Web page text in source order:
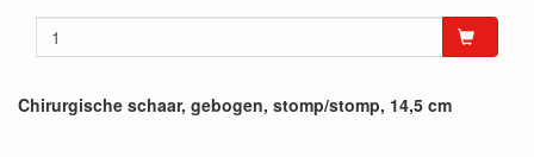
Chirurgische schaar, gebogen, stomp/stomp, 14,5 cm